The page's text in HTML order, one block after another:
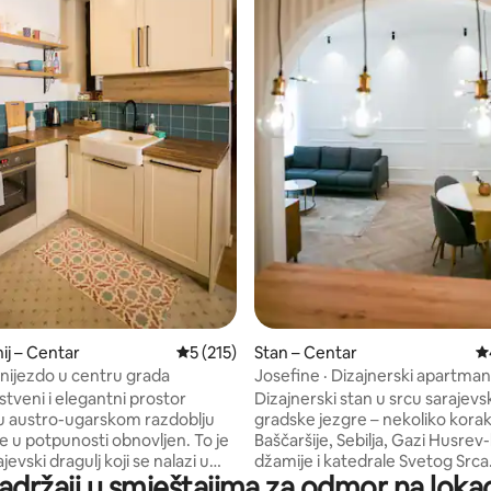
recenzija: 108
– Centar Prosječna ocjena: 5/5, recenzija: 215
5 (215)
u centru grada
i elegantni prostor
austro-ugarskom razdoblju
u potpunosti obnovljen. To je
se nalazi u
na pješačkoj udaljenosti od
Stan – Centar
Josefine · Dizajnerski apartman
grad
Dizajnerski stan u srcu
gradske jezgre – nekoliko
Baščaršije, Sebilja, Gazi
džamije i katedrale Svetog Srca. Može
primiti 4 osobe u dvije spavaće